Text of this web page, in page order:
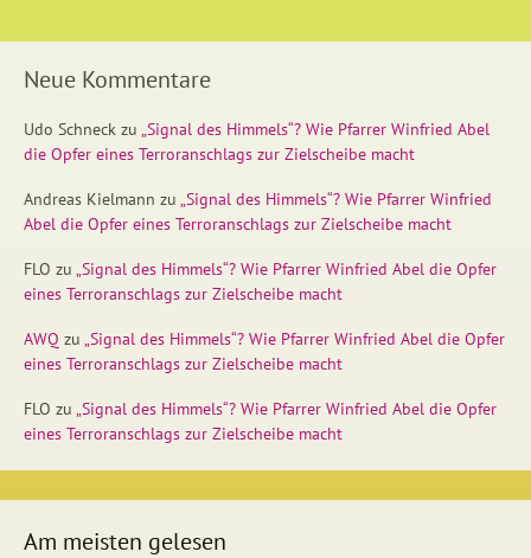
Neue Kommentare
Udo Schneck zu „Signal des Himmels“? Wie Pfarrer Winfried Abel
die Opfer eines Terroranschlags zur Zielscheibe macht
Andreas Kielmann zu „Signal des Himmels“? Wie Pfarrer Winfried
Abel die Opfer eines Terroranschlags zur Zielscheibe macht
FLO zu „Signal des Himmels“? Wie Pfarrer Winfried Abel die Opfer
eines Terroranschlags zur Zielscheibe macht
AWQ zu „Signal des Himmels“? Wie Pfarrer Winfried Abel die Opfer
eines Terroranschlags zur Zielscheibe macht
FLO zu „Signal des Himmels“? Wie Pfarrer Winfried Abel die Opfer
eines Terroranschlags zur Zielscheibe macht
Am meisten gelesen